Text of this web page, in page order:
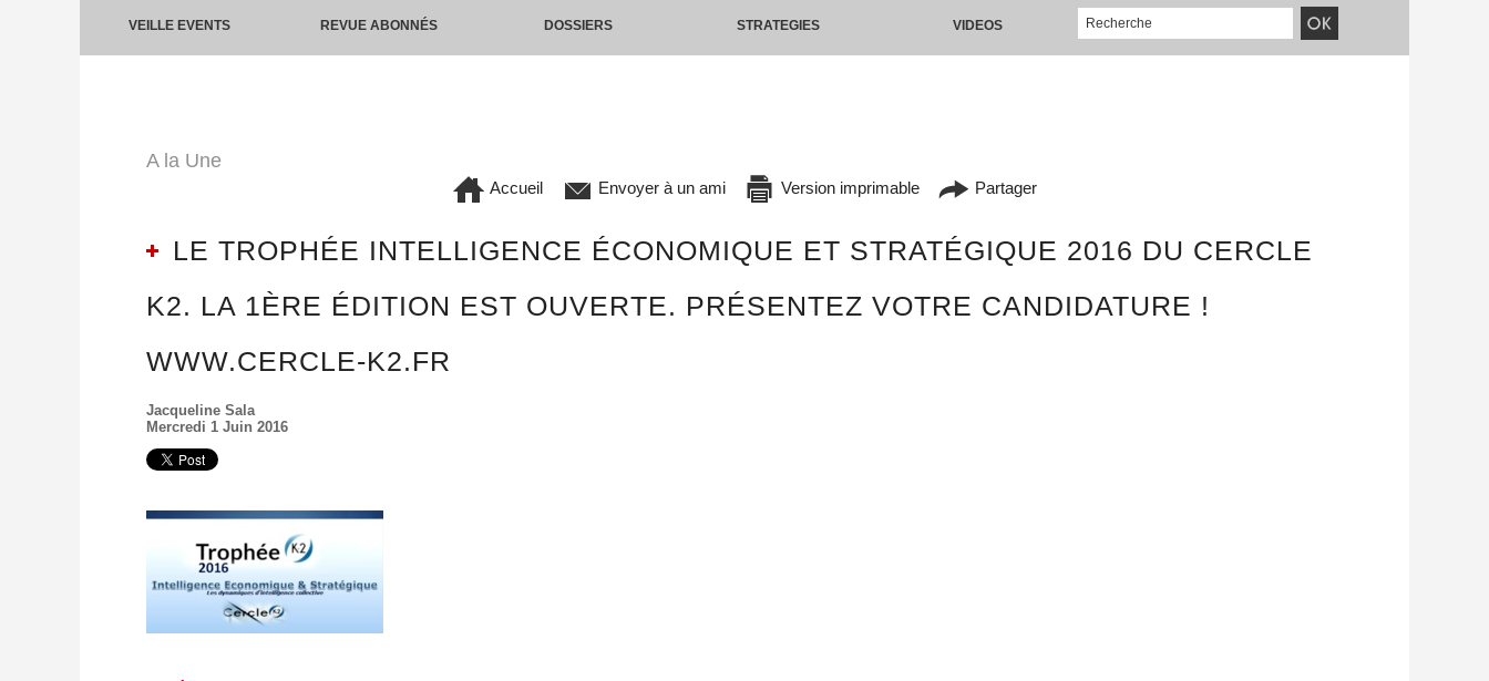
VEILLE EVENTS REVUE ABONNÉS DOSSIERS STRATEGIES VIDEOS
A la Une
Accueil Envoyer à un ami Version imprimable Partager
LE TROPHÉE INTELLIGENCE ÉCONOMIQUE ET STRATÉGIQUE 2016 DU CERCLE
K2. LA 1ÈRE ÉDITION EST OUVERTE. PRÉSENTEZ VOTRE CANDIDATURE !
WWW.CERCLE-K2.FR
Jacqueline Sala
Mercredi 1 Juin 2016